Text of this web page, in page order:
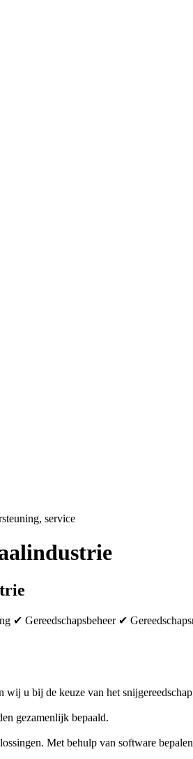
service
✔ Gereedschapsbeheer ✔
wij u bij de keuze van het
gezamenlijk bepaald.
Met behulp van software